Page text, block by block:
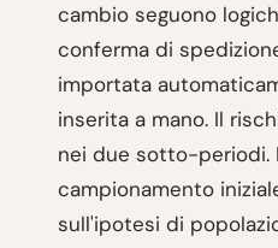
cambio seguono
conferma di
importata
inserita a mano. Il
nei due sotto-periodi.
campionamento
sull'ipotesi di